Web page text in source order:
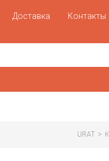
Доставка Контакты
URAT >